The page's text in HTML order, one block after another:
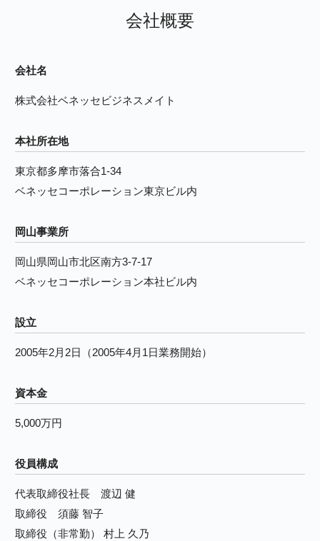
会社概要
会社名
株式会社ベネッセビジネスメイト
本社所在地
東京都多摩市落合1-34
ベネッセコーポレーション東京ビル内
岡山事業所
岡山県岡山市北区南方3-7-17
ベネッセコーポレーション本社ビル内
設立
2005年2月2日（2005年4月1日業務開始）
資本金
5,000万円
役員構成
代表取締役社長 渡辺 健
取締役 須藤 智子
取締役（非常勤） 村上 久乃